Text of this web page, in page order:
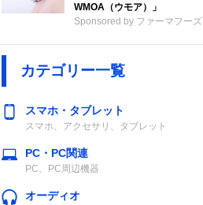
WMOA（ウモア）」
Sponsored by ファーマフーズ
カテゴリー一覧
スマホ・タブレット
スマホ、アクセサリ、タブレット
PC・PC関連
PC、PC周辺機器
オーディオ